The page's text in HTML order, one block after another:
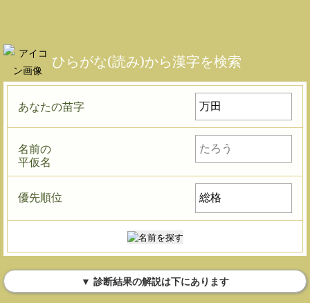
ひらがな(読み)から漢字を検索
あなたの苗字
名前の
平仮名
優先順位
▼ 診断結果の解説は下にあります